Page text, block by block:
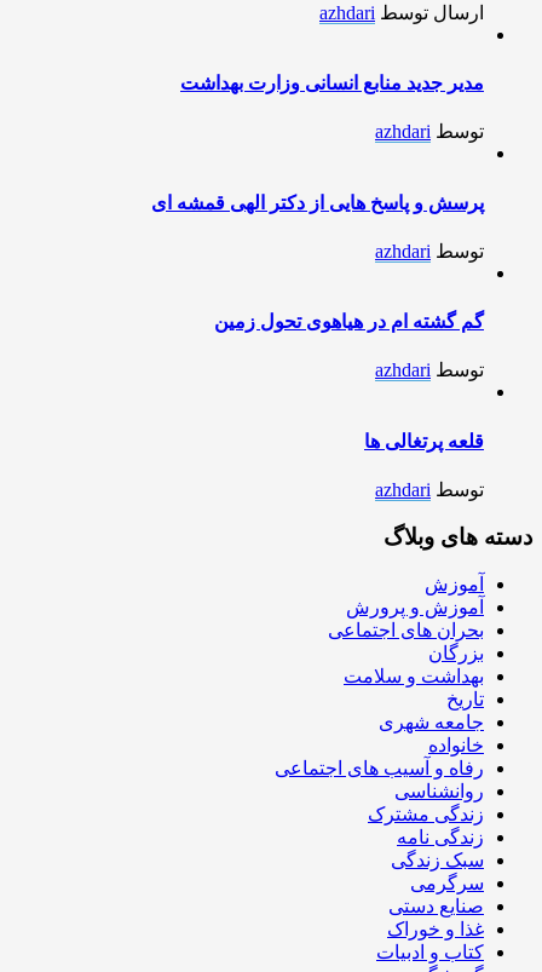
ارسال توسط azhdari
مدیر جدید منابع انسانی وزارت بهداشت
توسط azhdari
پرسش و پاسخ هایی از دکتر الهی قمشه ای
توسط azhdari
گم گشته ام در هیاهوی تحول زمین
توسط azhdari
قلعه پرتغالی ها
توسط azhdari
دسته های وبلاگ
آموزش
آموزش و پرورش
بحران های اجتماعی
بزرگان
بهداشت و سلامت
تاریخ
جامعه شهری
خانواده
رفاه و آسیب های اجتماعی
روانشناسی
زندگی مشترک
زندگی نامه
سبک زندگی
سرگرمی
صنایع دستی
غذا و خوراک
کتاب و ادبیات